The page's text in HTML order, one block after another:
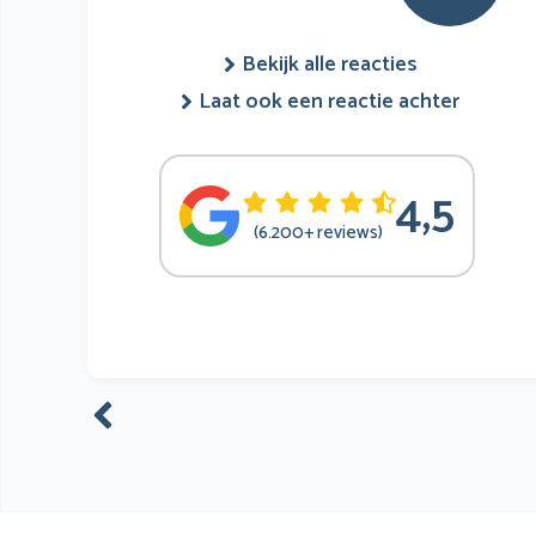
Bekijk alle reacties
Laat ook een reactie achter
(6.200+ reviews) 4,5